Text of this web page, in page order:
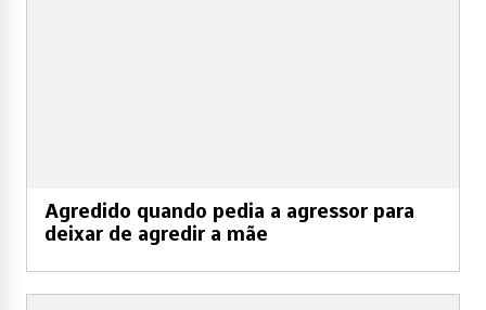
Agredido quando pedia a agressor para
deixar de agredir a mãe